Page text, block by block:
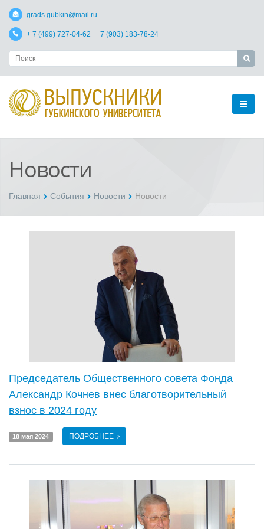
grads.gubkin@mail.ru
+ 7 (499) 727-04-62 +7 (903) 183-78-24
Новости
Главная События Новости Новости
Председатель Общественного совета Фонда
Александр Кочнев внес благотворительный
взнос в 2024 году
18 мая 2024 ПОДРОБНЕЕ